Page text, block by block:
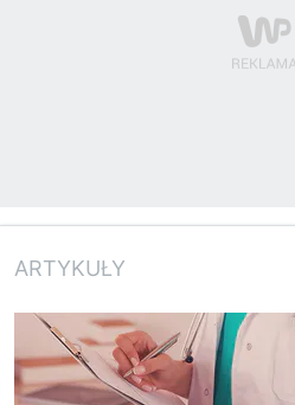
ARTYKUŁY